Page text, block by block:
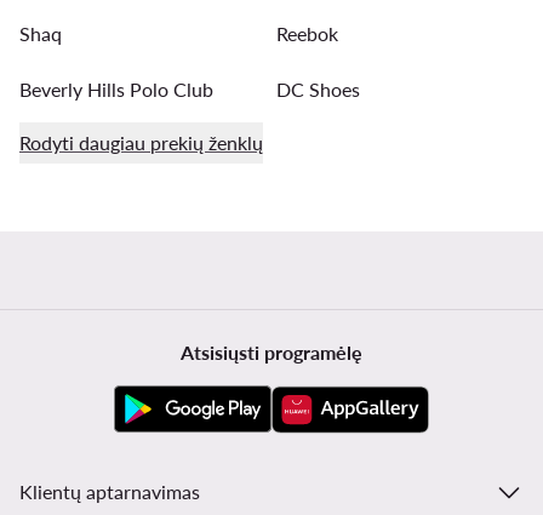
Shaq Reebok
Beverly Hills Polo Club DC Shoes
Rodyti daugiau prekių ženklų
Atsisiųsti programėlę
Klientų aptarnavimas